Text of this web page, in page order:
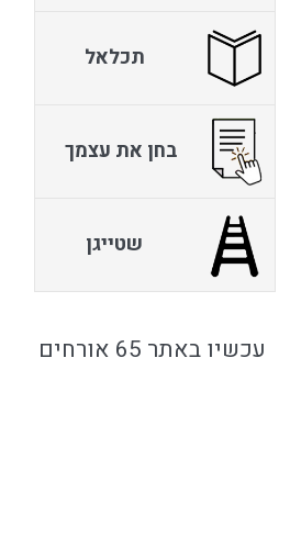
תכלאל
בחן את עצמך
שטייגן
עכשיו באתר 65 אורחים